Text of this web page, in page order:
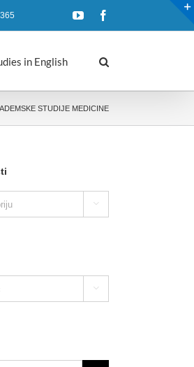
YouTube
in English
STUDIJE MEDICINE

